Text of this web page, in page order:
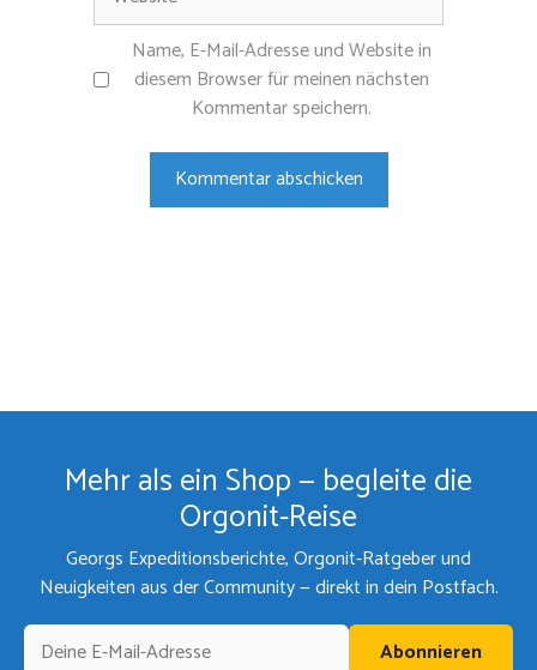
Name, E-Mail-Adresse und Website in
diesem Browser für meinen nächsten
Kommentar speichern.
Mehr als ein Shop — begleite die
Orgonit-Reise
Georgs Expeditionsberichte, Orgonit-Ratgeber und
Neuigkeiten aus der Community — direkt in dein Postfach.
Abonnieren